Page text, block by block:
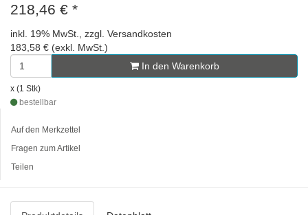
218,46 € *
inkl. 19% MwSt., zzgl. Versandkosten
183,58 € (exkl. MwSt.)
In den Warenkorb
x (1 Stk)
bestellbar
Auf den Merkzettel
Fragen zum Artikel
Teilen